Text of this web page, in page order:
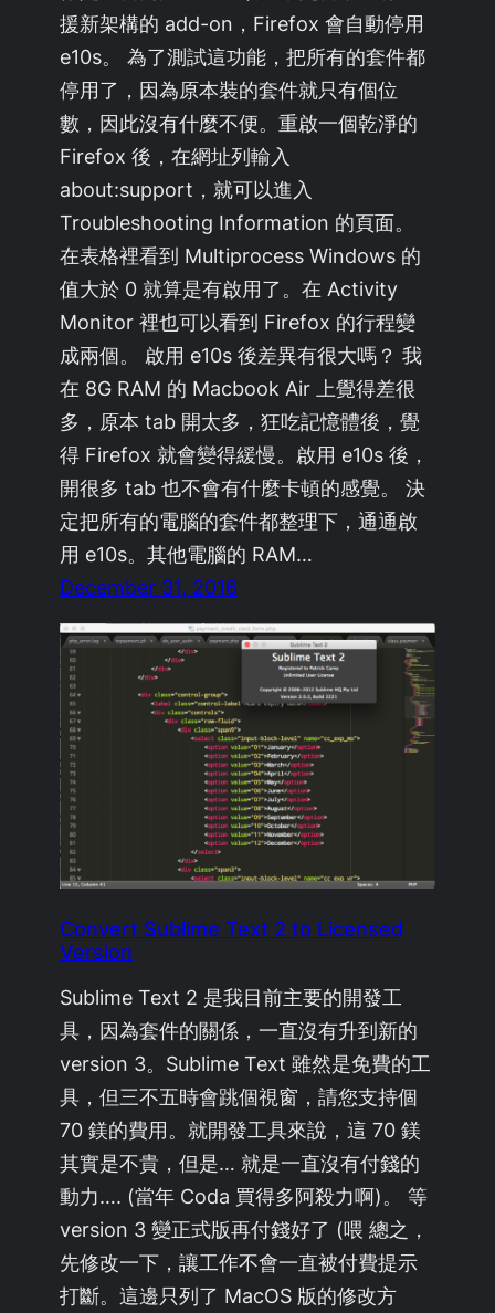
援新架構的 add-on，Firefox 會自動停用
e10s。 為了測試這功能，把所有的套件都
停用了，因為原本裝的套件就只有個位
數，因此沒有什麼不便。重啟一個乾淨的
Firefox 後，在網址列輸入
about:support，就可以進入
Troubleshooting Information 的頁面。
在表格裡看到 Multiprocess Windows 的
值大於 0 就算是有啟用了。在 Activity
Monitor 裡也可以看到 Firefox 的行程變
成兩個。 啟用 e10s 後差異有很大嗎？ 我
在 8G RAM 的 Macbook Air 上覺得差很
多，原本 tab 開太多，狂吃記憶體後，覺
得 Firefox 就會變得緩慢。啟用 e10s 後，
開很多 tab 也不會有什麼卡頓的感覺。 決
定把所有的電腦的套件都整理下，通通啟
用 e10s。其他電腦的 RAM…
December 31, 2016
Convert Sublime Text 2 to Licensed
Version
Sublime Text 2 是我目前主要的開發工
具，因為套件的關係，一直沒有升到新的
version 3。Sublime Text 雖然是免費的工
具，但三不五時會跳個視窗，請您支持個
70 鎂的費用。就開發工具來說，這 70 鎂
其實是不貴，但是… 就是一直沒有付錢的
動力…. (當年 Coda 買得多阿殺力啊)。 等
version 3 變正式版再付錢好了 (喂 總之，
先修改一下，讓工作不會一直被付費提示
打斷。這邊只列了 MacOS 版的修改方